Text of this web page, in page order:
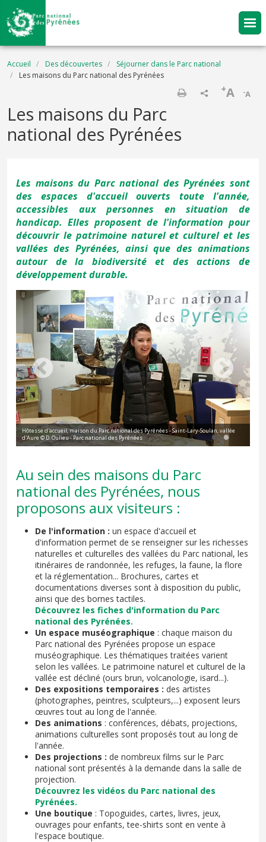
Aller au contenu principal
Fil d'Ariane
Accueil Des découvertes
Séjourner dans le Parc national
Les maisons du Parc national des Pyrénées
-A
+A
Les maisons du Parc
national des Pyrénées
Les maisons du Parc national des Pyrénées sont
des espaces d'accueil ouverts toute l'année,
accessibles aux personnes en situation de
handicap. Elles proposent de l'information pour
découvrir le patrimoine naturel et culturel et les
vallées des Pyrénées, ainsi que des animations
autour de la biodiversité et des actions de
développement durable.
Point d'information du Parc national des Pyrénées - Plan d'Aste, espace
muséographique, val d'Azun © L. Nédélec - Parc national des Pyrénées
Au sein des maisons du Parc
national des Pyrénées, nous
proposons aux visiteurs :
De l'information : un espace d'accueil et
d'information permet de se renseigner sur les richesses
naturelles et culturelles des vallées du Parc national, les
itinéraires de randonnée, les refuges, la faune, la flore
et la réglementation... Brochures, cartes et
documentations diverses sont à disposition du public,
ainsi que des bornes tactiles.
Découvrez les fiches d'information du Parc
national des Pyrénées.
Un espace muséographique : chaque maison du
Parc national des Pyrénées propose un espace
muséographique. Les thématiques traitées varient
selon les vallées. Le patrimoine naturel et culturel de la
vallée est décliné (ours brun, volcanologie, isard...).
Des expositions temporaires : des artistes
(photographes, peintres, sculpteurs,...) exposent leurs
œuvres tout au long de l'année.
Des animations : conférences, débats, projections,
animations culturelles sont proposés tout au long de
l'année.
Des projections : de nombreux films sur le Parc
national sont présentés à la demande dans la salle de
projection.
Découvrez les vidéos du Parc national des
Pyrénées.
Une boutique : Topoguides, cartes, livres, jeux,
ouvrages pour enfants, tee-shirts sont en vente à
l'espace boutique.